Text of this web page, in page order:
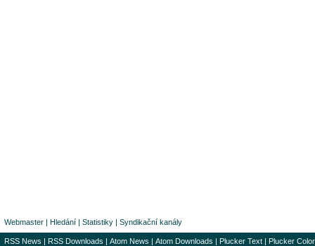
Webmaster | Hledání | Statistiky | Syndikační kanály
RSS News | RSS Downloads | Atom News | Atom Downloads | Plucker Text | Plucker Color